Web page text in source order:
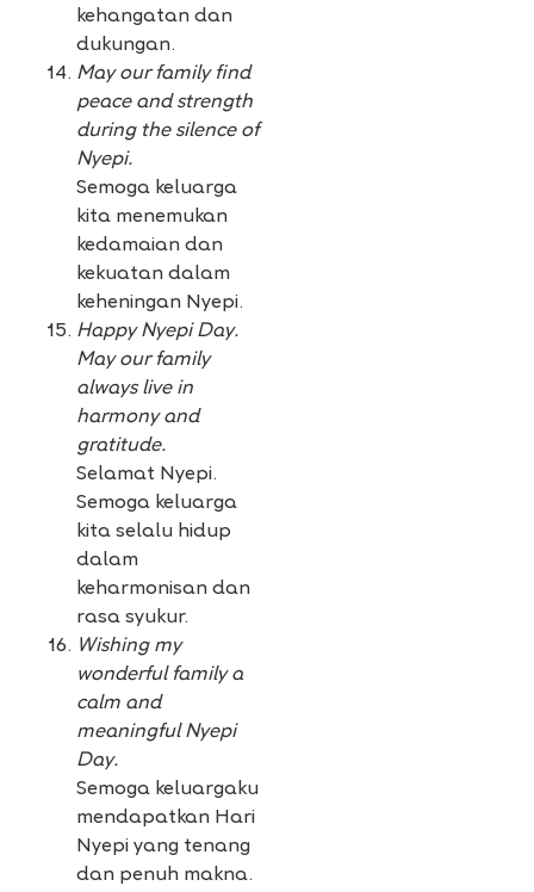
kehangatan dan
dukungan.
May our family find
peace and strength
during the silence of
Nyepi.
Semoga keluarga
kita menemukan
kedamaian dan
kekuatan dalam
keheningan Nyepi.
Happy Nyepi Day.
May our family
always live in
harmony and
gratitude.
Selamat Nyepi.
Semoga keluarga
kita selalu hidup
dalam
keharmonisan dan
rasa syukur.
Wishing my
wonderful family a
calm and
meaningful Nyepi
Day.
Semoga keluargaku
mendapatkan Hari
Nyepi yang tenang
dan penuh makna.